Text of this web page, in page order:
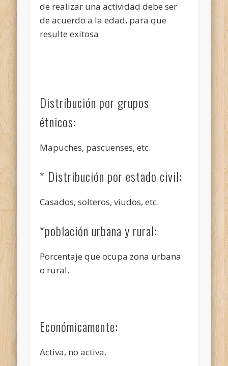
de realizar una actividad debe ser
de acuerdo a la edad, para que
resulte exitosa
Distribución por grupos
étnicos:
Mapuches, pascuenses, etc.
* Distribución por estado civil:
Casados, solteros, viudos, etc.
*población urbana y rural:
Porcentaje que ocupa zona urbana
o rural.
Económicamente:
Activa, no activa.